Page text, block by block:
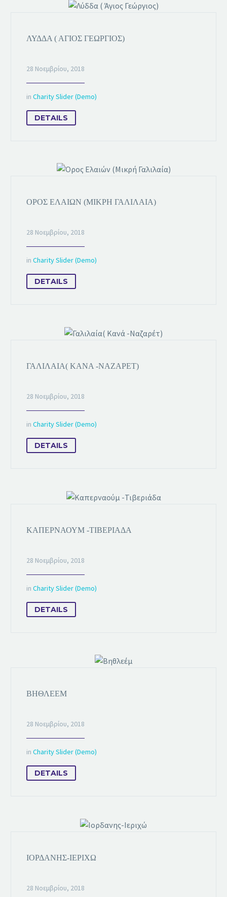
ΛΎΔΔΑ ( ΆΓΙΟΣ ΓΕΏΡΓΙΟΣ)
28 Νοεμβρίου, 2018
in Charity Slider (Demo)
DETAILS
ΌΡΟΣ ΕΛΑΙΏΝ (ΜΙΚΡΉ ΓΑΛΙΛΑΊΑ)
28 Νοεμβρίου, 2018
in Charity Slider (Demo)
DETAILS
ΓΑΛΙΛΑΊΑ( ΚΑΝΆ -ΝΑΖΑΡΈΤ)
28 Νοεμβρίου, 2018
in Charity Slider (Demo)
DETAILS
ΚΑΠΕΡΝΑΟΎΜ -ΤΙΒΕΡΙΆΔΑ
28 Νοεμβρίου, 2018
in Charity Slider (Demo)
DETAILS
ΒΗΘΛΕΈΜ
28 Νοεμβρίου, 2018
in Charity Slider (Demo)
DETAILS
ΙΟΡΔΑΝΗΣ-ΙΕΡΙΧΏ
28 Νοεμβρίου, 2018